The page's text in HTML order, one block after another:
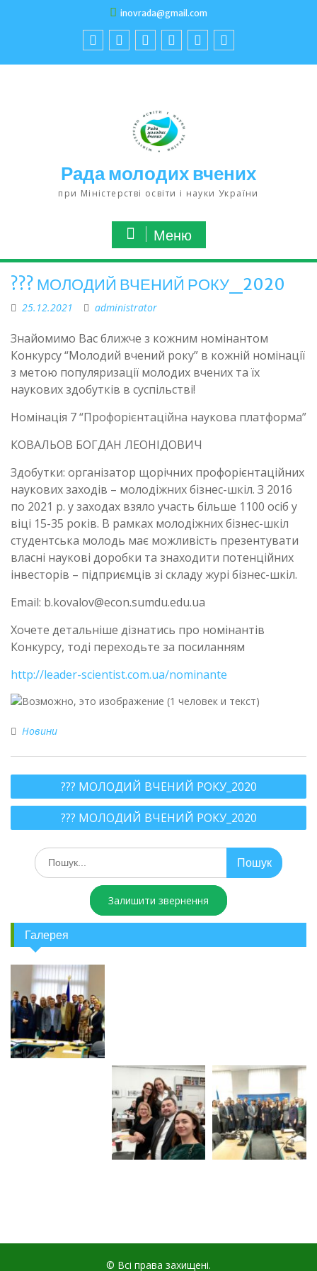
inovrada@gmail.com
Рада молодих вчених
при Міністерстві освіти і науки України
Меню
??? МОЛОДИЙ ВЧЕНИЙ РОКУ_2020
25.12.2021 administrator
Знайомимо Вас ближче з кожним номінантом
Конкурсу “Молодий вчений року” в кожній номінації
з метою популяризації молодих вчених та їх
наукових здобутків в суспільстві!
Номінація 7 “Профорієнтаційна наукова платформа”
КОВАЛЬОВ БОГДАН ЛЕОНІДОВИЧ
Здобутки: організатор щорічних профорієнтаційних
наукових заходів – молодіжних бізнес-шкіл. З 2016
по 2021 р. у заходах взяло участь більше 1100 осіб у
віці 15-35 років. В рамках молодіжних бізнес-шкіл
студентська молодь має можливість презентувати
власні наукові доробки та знаходити потенційних
інвесторів – підприємців зі складу журі бізнес-шкіл.
Email: b.kovalov@econ.sumdu.edu.ua
Хочете детальніше дізнатись про номінантів
Конкурсу, тоді переходьте за посиланням
http://leader-scientist.com.ua/nominante
Новини
??? МОЛОДИЙ ВЧЕНИЙ РОКУ_2020
??? МОЛОДИЙ ВЧЕНИЙ РОКУ_2020
Залишити звернення
Галерея
© Всі права захищені.